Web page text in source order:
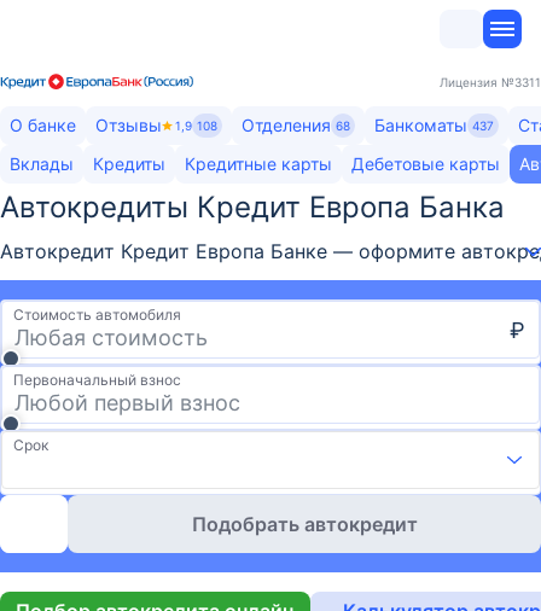
Лицензия №3311
О банке Отзывы 1,9 108 Отделения 68 Банкоматы 437
Вклады
Кредиты Кредитные карты Дебетовые карты
Автокредиты Кредит Европа Банка​
Автокредит Кредит Европа Банке — оформите
Стоимость автомобиля
₽
Первоначальный взнос
Срок
Подобрать автокредит